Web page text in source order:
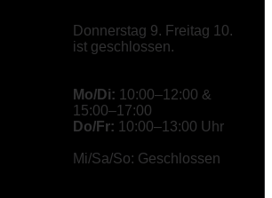
Donnerstag 9. Freitag 10.
ist geschlossen.
Mo/Di: 10:00–12:00 &
15:00–17:00
Do/Fr: 10:00–13:00 Uhr
Mi/Sa/So: Geschlossen